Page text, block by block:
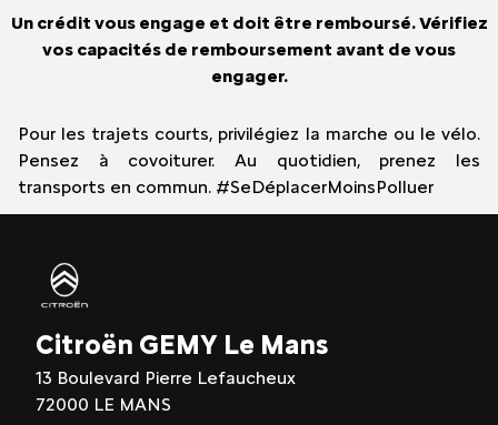
Un crédit vous engage et doit être remboursé. Vérifiez
vos capacités de remboursement avant de vous
engager.
Pour les trajets courts, privilégiez la marche ou le vélo.
Pensez à covoiturer. Au quotidien, prenez les
transports en commun. #SeDéplacerMoinsPolluer
Citroën GEMY Le Mans
13 Boulevard Pierre Lefaucheux
72000 LE MANS